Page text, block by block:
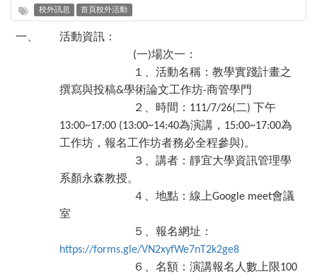
校外訊息 首頁校外活動
一、 活動資訊：
(一)場次一：
１、活動名稱：教學實踐計畫之
撰寫與投稿&學術論文工作坊-商管學門
２、時間： 111/7/26(二) 下午
13:00~17:00 (13:00~14:40為演講， 15:00~17:00為
工作坊，報名工作坊者務必全程參與)。
３、講者：靜宜大學資訊管理學
系顏永森教授。
４、地點：線上Google meet會議
室
５、報名網址：
https://forms.gle/VN2xyfWe7nT2k2ge8
６、名額：演講報名人數上限100